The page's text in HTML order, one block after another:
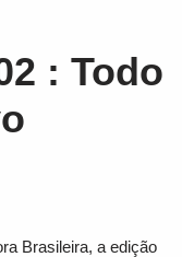
: Todo
Brasileira, a edição